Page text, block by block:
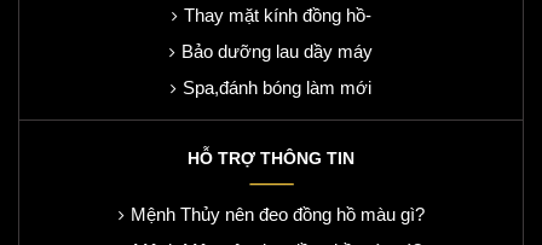
Thay mặt kính đồng hồ-
Bảo dưỡng lau dầy máy
Spa,đánh bóng làm mới
HỖ TRỢ THÔNG TIN
Mệnh Thủy nên đeo đồng hồ màu gì?